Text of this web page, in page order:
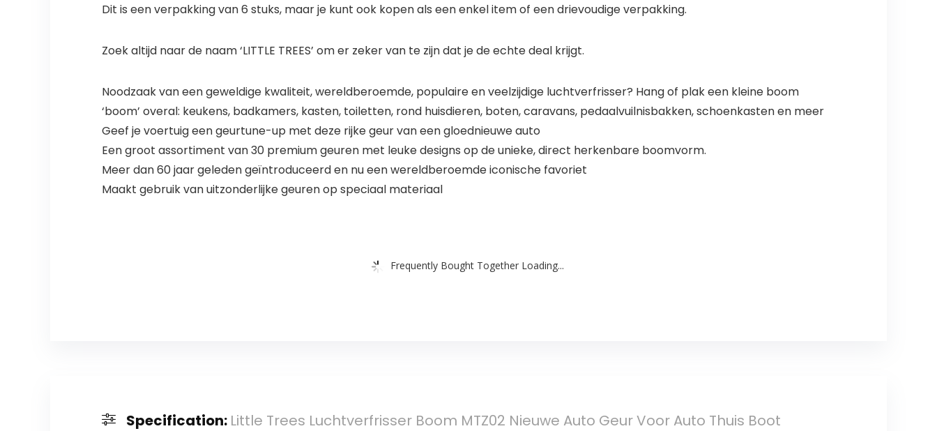
Dit is een verpakking van 6 stuks, maar je kunt ook kopen als een enkel item of een drievoudige verpakking.
Zoek altijd naar de naam ‘LITTLE TREES’ om er zeker van te zijn dat je de echte deal krijgt.
Noodzaak van een geweldige kwaliteit, wereldberoemde, populaire en veelzijdige luchtverfrisser? Hang of plak een kleine boom
‘boom’ overal: keukens, badkamers, kasten, toiletten, rond huisdieren, boten, caravans, pedaalvuilnisbakken, schoenkasten en meer
Geef je voertuig een geurtune-up met deze rijke geur van een gloednieuwe auto
Een groot assortiment van 30 premium geuren met leuke designs op de unieke, direct herkenbare boomvorm.
Meer dan 60 jaar geleden geïntroduceerd en nu een wereldberoemde iconische favoriet
Maakt gebruik van uitzonderlijke geuren op speciaal materiaal
Frequently Bought Together Loading...
Specification: Little Trees Luchtverfrisser Boom MTZ02 Nieuwe Auto Geur Voor Auto Thuis Boot